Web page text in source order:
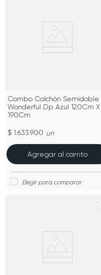
Combo Colchón Semidoble
Wonderful Dp Azul 120Cm X
190Cm
$ 1.633.900 un
Agregar al carrito